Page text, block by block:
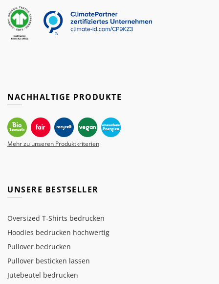
NACHHALTIGE PRODUKTE
Mehr zu unseren Produktkriterien
UNSERE BESTSELLER
Oversized T-Shirts bedrucken
Hoodies bedrucken hochwertig
Pullover bedrucken
Pullover besticken lassen
Jutebeutel bedrucken